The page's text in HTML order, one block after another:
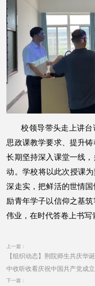
校领导带头走上讲
思政课教学要求、提升
长期坚持深入课堂一线
动。学校将以此次授课
深走实，把鲜活的世情
励青年学子以信仰之基
伟业，在时代答卷上书写
上一篇：
【组织动态】荆院师生共庆
中收听收看庆祝中国共产党成
下一篇：